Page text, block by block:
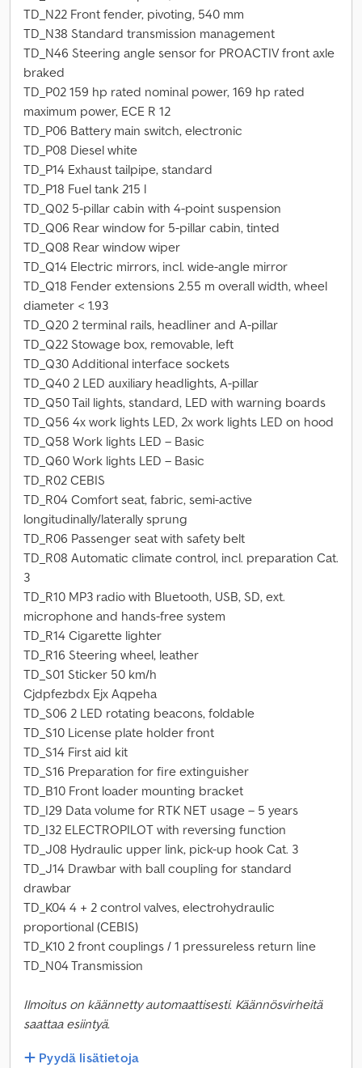
TD_N22 Front fender, pivoting, 540 mm
TD_N38 Standard transmission management
TD_N46 Steering angle sensor for PROACTIV front axle
braked
TD_P02 159 hp rated nominal power, 169 hp rated
maximum power, ECE R 12
TD_P06 Battery main switch, electronic
TD_P08 Diesel white
TD_P14 Exhaust tailpipe, standard
TD_P18 Fuel tank 215 l
TD_Q02 5-pillar cabin with 4-point suspension
TD_Q06 Rear window for 5-pillar cabin, tinted
TD_Q08 Rear window wiper
TD_Q14 Electric mirrors, incl. wide-angle mirror
TD_Q18 Fender extensions 2.55 m overall width, wheel
diameter < 1.93
TD_Q20 2 terminal rails, headliner and A-pillar
TD_Q22 Stowage box, removable, left
TD_Q30 Additional interface sockets
TD_Q40 2 LED auxiliary headlights, A-pillar
TD_Q50 Tail lights, standard, LED with warning boards
TD_Q56 4x work lights LED, 2x work lights LED on hood
TD_Q58 Work lights LED – Basic
TD_Q60 Work lights LED – Basic
TD_R02 CEBIS
TD_R04 Comfort seat, fabric, semi-active
longitudinally/laterally sprung
TD_R06 Passenger seat with safety belt
TD_R08 Automatic climate control, incl. preparation Cat.
3
TD_R10 MP3 radio with Bluetooth, USB, SD, ext.
microphone and hands-free system
TD_R14 Cigarette lighter
TD_R16 Steering wheel, leather
TD_S01 Sticker 50 km/h
Cjdpfezbdx Ejx Aqpeha
TD_S06 2 LED rotating beacons, foldable
TD_S10 License plate holder front
TD_S14 First aid kit
TD_S16 Preparation for fire extinguisher
TD_B10 Front loader mounting bracket
TD_I29 Data volume for RTK NET usage – 5 years
TD_I32 ELECTROPILOT with reversing function
TD_J08 Hydraulic upper link, pick-up hook Cat. 3
TD_J14 Drawbar with ball coupling for standard
drawbar
TD_K04 4 + 2 control valves, electrohydraulic
proportional (CEBIS)
TD_K10 2 front couplings / 1 pressureless return line
TD_N04 Transmission
Ilmoitus on käännetty automaattisesti. Käännösvirheitä
saattaa esiintyä.
Pyydä lisätietoja